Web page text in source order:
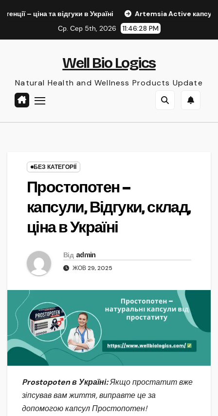
та відгуки в Україні
Artemsia Active капсули –
Ср. Сер 5th, 2026
11:46:29 PM
Well Bio Logics
Natural Health and Wellness Products Update
БЕЗ КАТЕГОРІЇ
Простопотен –
капсули, Відгуки, склад,
ціна в Україні
Від admin
ЖОВ 29, 2025
Prostopoten в Україні:Якщо простатит вже
зіпсував вам життя, виправте це за
допомогою капсул Простопотен!